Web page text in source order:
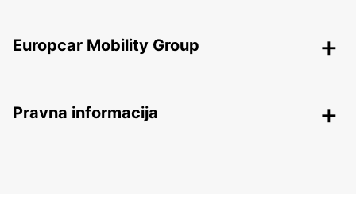
Europcar Mobility Group
Pravna informacija